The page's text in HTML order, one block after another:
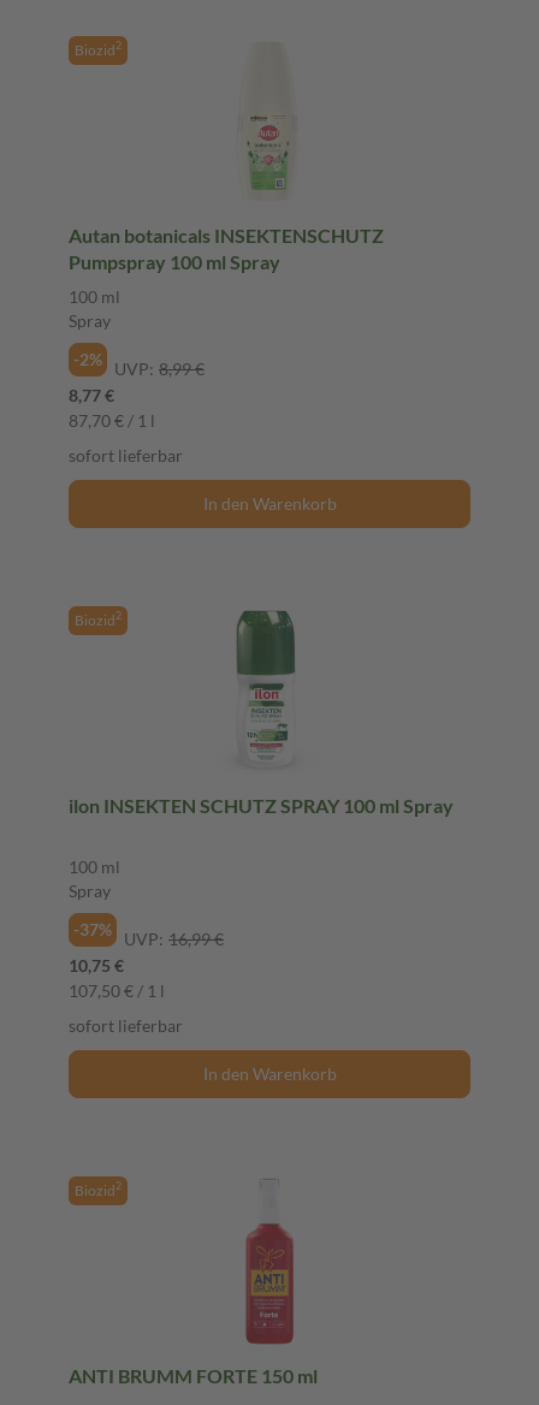
Biozid2
Autan botanicals INSEKTENSCHUTZ
Pumpspray 100 ml Spray
100 ml
Spray
-2%
UVP: 8,99 €
8,77 €
87,70 € / 1 l
sofort lieferbar
In den Warenkorb
Biozid2
ilon INSEKTEN SCHUTZ SPRAY 100 ml Spray
100 ml
Spray
-37%
UVP: 16,99 €
10,75 €
107,50 € / 1 l
sofort lieferbar
In den Warenkorb
Biozid2
ANTI BRUMM FORTE 150 ml